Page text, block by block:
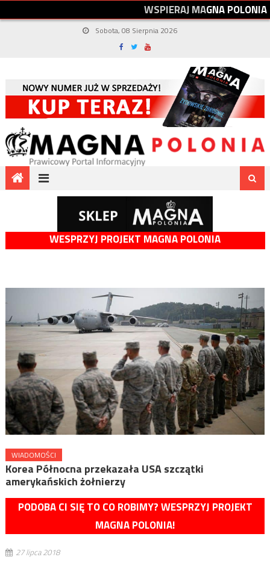
WSPIERAJMAGNAPOLONIA
Sobota, 08 Sierpnia 2026
WESPRZYJ PROJEKT MAGNA POLONIA
WIADOMOŚCI
Korea Północna przekazała USA szczątki
amerykańskich żołnierzy
PODOBA CI SIĘ TO CO ROBIMY? WESPRZYJ PROJEKT
MAGNA POLONIA!
27 lipca 2018